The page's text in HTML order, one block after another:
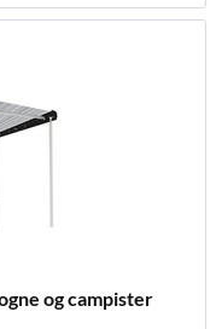
og campister